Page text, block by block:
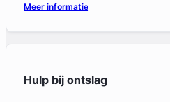
Meer informatie
Hulp bij ontslag